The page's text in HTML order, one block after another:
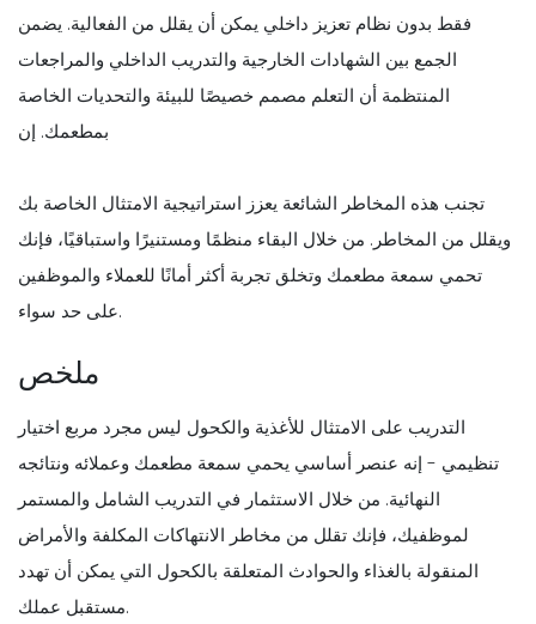
فقط بدون نظام تعزيز داخلي يمكن أن يقلل من الفعالية. يضمن
الجمع بين الشهادات الخارجية والتدريب الداخلي والمراجعات
المنتظمة أن التعلم مصمم خصيصًا للبيئة والتحديات الخاصة
بمطعمك. إن
تجنب هذه المخاطر الشائعة يعزز استراتيجية الامتثال الخاصة بك
ويقلل من المخاطر. من خلال البقاء منظمًا ومستنيرًا واستباقيًا، فإنك
تحمي سمعة مطعمك وتخلق تجربة أكثر أمانًا للعملاء والموظفين
على حد سواء.
ملخص
التدريب على الامتثال للأغذية والكحول ليس مجرد مربع اختيار
تنظيمي - إنه عنصر أساسي يحمي سمعة مطعمك وعملائه ونتائجه
النهائية. من خلال الاستثمار في التدريب الشامل والمستمر
لموظفيك، فإنك تقلل من مخاطر الانتهاكات المكلفة والأمراض
المنقولة بالغذاء والحوادث المتعلقة بالكحول التي يمكن أن تهدد
مستقبل عملك.